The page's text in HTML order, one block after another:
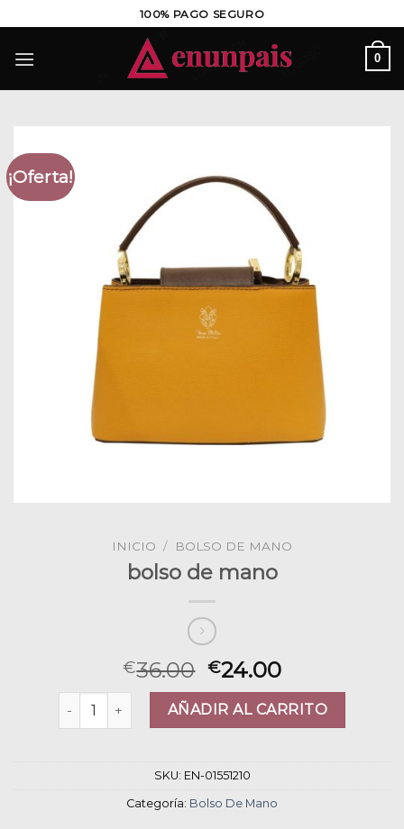
al
contenido
100% PAGO SEGURO
0
¡Oferta!
INICIO / BOLSO DE MANO
bolso de mano
€36.00 €24.00
bolso de mano cantidadAÑADIR AL CARRITO
SKU: EN-01551210
Categoría: Bolso De Mano